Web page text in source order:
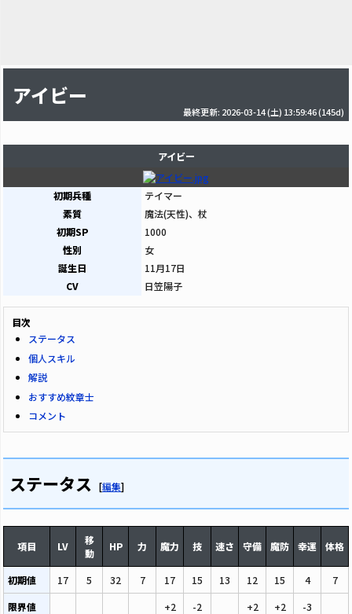
アイビー
最終更新: 2026-03-14 (土) 13:59:46(145d)
アイビー
初期兵種
テイマー
素質
魔法(天性)、杖
初期SP
1000
性別
女
誕生日
11月17日
CV
日笠陽子
目次
ステータス
個人スキル
解説
おすすめ紋章士
コメント
ステータス [編集]
項目 LV
移
動
HP 力 魔力 技 速さ 守備 魔防 幸運 体格
初期値 17 5 32 7 17 15 13 12 15 4
7
限界値
+2 -2 +2 +2
-3